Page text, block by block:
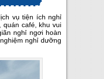
vụ tiện ích nghỉ
café, khu vui
nghỉ ngơi hoàn
nghỉ dưỡng